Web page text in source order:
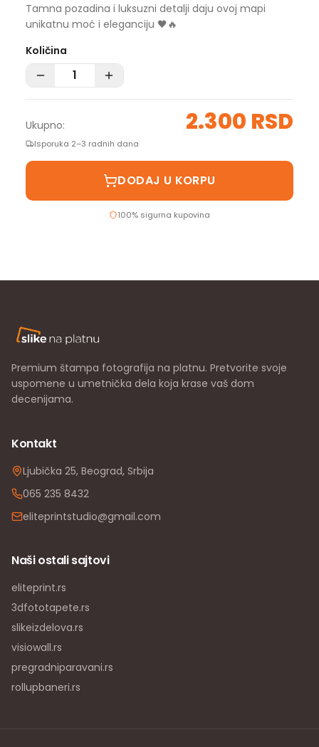
Tamna pozadina i luksuzni detalji daju ovoj mapi
unikatnu moć i eleganciju 🖤🔥
Količina
Ukupno: 2.300 RSD
Isporuka 2–3 radnih dana
DODAJ U KORPU
100% sigurna kupovina
Premium štampa fotografija na platnu. Pretvorite svoje
uspomene u umetnička dela koja krase vaš dom
decenijama.
Kontakt
Ljubička 25, Beograd, Srbija
065 235 8432
eliteprintstudio@gmail.com
Naši ostali sajtovi
eliteprint.rs
3dfototapete.rs
slikeizdelova.rs
visiowall.rs
pregradniparavani.rs
rollupbaneri.rs